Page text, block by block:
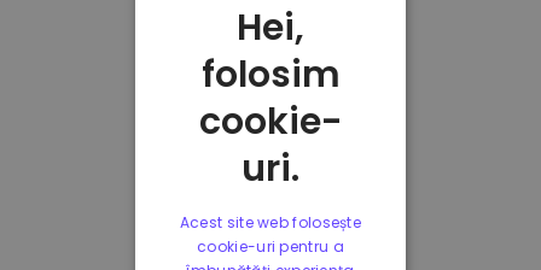
Hei,
folosim
cookie-
uri.
Acest site web folosește
cookie-uri pentru a